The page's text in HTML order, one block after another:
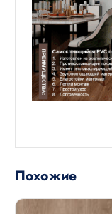
Похожие